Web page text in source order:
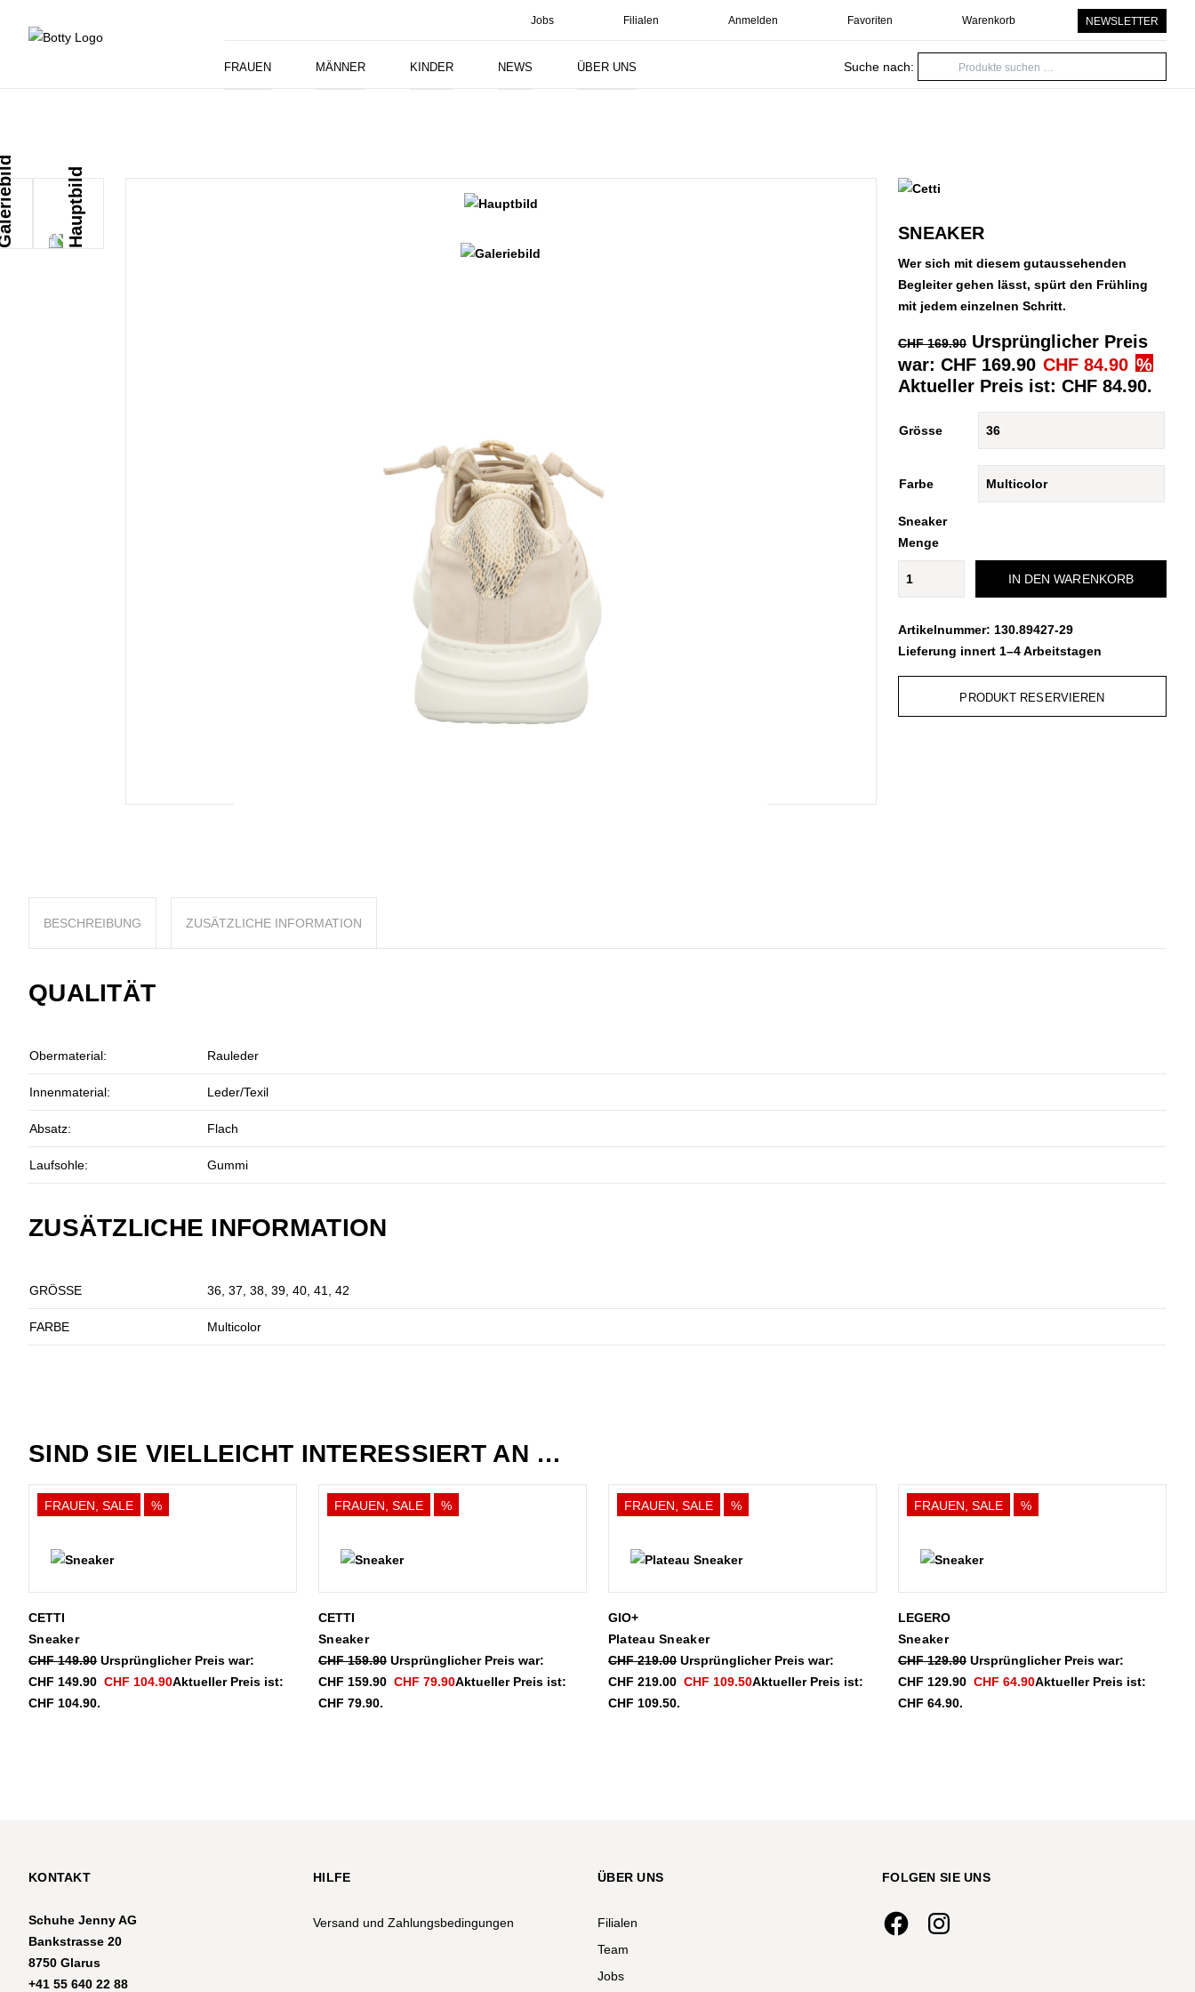
Jobs Filialen Anmelden Favoriten Warenkorb NEWSLETTER
FRAUEN MÄNNER KINDER NEWS ÜBER UNS Suche nach:
SNEAKER
Wer sich mit diesem gutaussehenden
Begleiter gehen lässt, spürt den Frühling
mit jedem einzelnen Schritt.
CHF169.90 Ursprünglicher Preis
war: CHF 169.90 CHF84.90
Aktueller Preis ist: CHF 84.90.
Grösse
Farbe
Sneaker
Menge
IN DEN WARENKORB
Artikelnummer: 130.89427-29
Lieferung innert 1–4 Arbeitstagen
PRODUKT RESERVIEREN
BESCHREIBUNG ZUSÄTZLICHE INFORMATION
QUALITÄT
Obermaterial: Rauleder
Innenmaterial: Leder/Texil
Absatz: Flach
Laufsohle: Gummi
ZUSÄTZLICHE INFORMATION
GRÖSSE 36, 37, 38, 39, 40, 41, 42
FARBE Multicolor
SIND SIE VIELLEICHT INTERESSIERT AN …
FRAUEN, SALE %
CETTI
Sneaker
CHF149.90 Ursprünglicher Preis war:
CHF 149.90 CHF 104.90Aktueller Preis ist:
CHF 104.90.
FRAUEN, SALE %
CETTI
Sneaker
CHF159.90 Ursprünglicher Preis war:
CHF 159.90 CHF 79.90Aktueller Preis ist:
CHF 79.90.
FRAUEN, SALE %
GIO+
Plateau Sneaker
CHF219.00 Ursprünglicher Preis war:
CHF 219.00 CHF 109.50Aktueller Preis ist:
CHF 109.50.
FRAUEN, SALE %
LEGERO
Sneaker
CHF129.90 Ursprünglicher Preis war:
CHF 129.90 CHF 64.90Aktueller Preis ist:
CHF 64.90.
KONTAKT
Schuhe Jenny AG
Bankstrasse 20
8750 Glarus
+41 55 640 22 88
HILFE
Versand und Zahlungsbedingungen
ÜBER UNS
Filialen
Team
Jobs
FOLGEN SIE UNS